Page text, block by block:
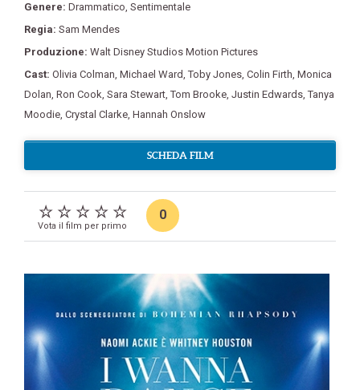
Genere: Drammatico, Sentimentale
Regia: Sam Mendes
Produzione: Walt Disney Studios Motion Pictures
Cast: Olivia Colman, Michael Ward,Toby Jones, Colin Firth, Monica
Dolan, Ron Cook, Sara Stewart,Tom Brooke, Justin Edwards,Tanya
Moodie, Crystal Clarke, Hannah Onslow
SCHEDA FILM
Vota il film per primo
0